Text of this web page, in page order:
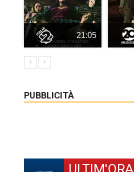
21:05
PUBBLICITÀ
ULTIM'ORA